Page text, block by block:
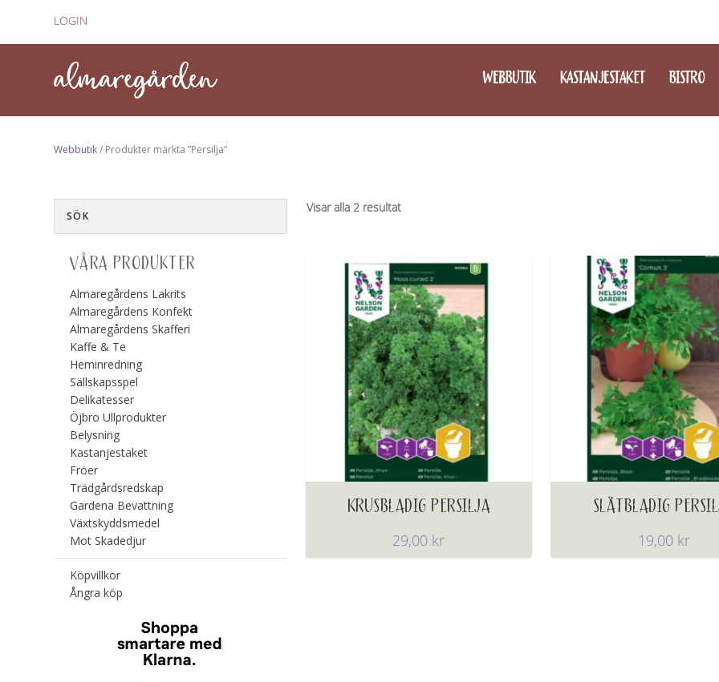
LOGIN
WEBBUTIK KASTANJESTAKET BISTRO
Webbutik/ Produkter märkta ”Persilja”
Visar alla 2 resultat
KRUSBLADIG PERSILJA
29,00 kr
SLÄTBLADIG
19,00 kr
VÅRA PRODUKTER
Almaregårdens Lakrits
Almaregårdens Konfekt
Almaregårdens Skafferi
Kaffe & Te
Heminredning
Sällskapsspel
Delikatesser
Öjbro Ullprodukter
Belysning
Kastanjestaket
Fröer
Trädgårdsredskap
Gardena Bevattning
Växtskyddsmedel
Mot Skadedjur
Köpvillkor
Ångra köp